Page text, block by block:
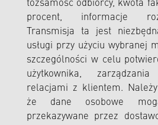
tożsamość odbiorcy, kwota
procent, informacje
Transmisja ta jest
usługi przy użyciu wybranej
szczególności w celu
użytkownika,
relacjami z klientem.
że dane osobowe
przekazywane przez